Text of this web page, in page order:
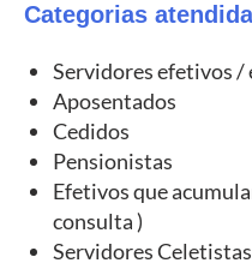
Categorias
Servidores efetivos
Aposentados
Cedidos
Pensionistas
Efetivos que
consulta )
Servidores